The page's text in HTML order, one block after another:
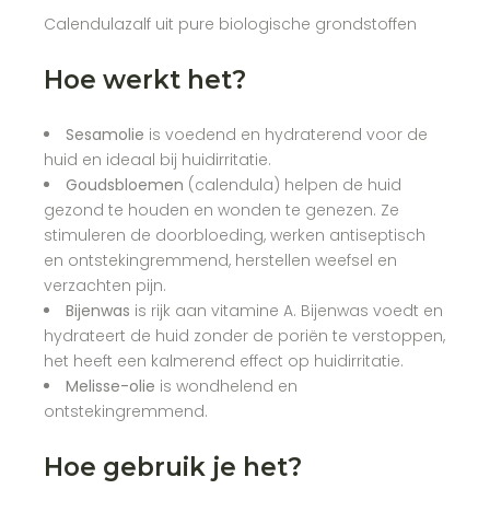
Calendulazalf uit pure biologische grondstoffen
Hoe werkt het?
Sesamolie is voedend en hydraterend voor de
huid en ideaal bij huidirritatie.
Goudsbloemen (calendula) helpen de huid
gezond te houden en wonden te genezen. Ze
stimuleren de doorbloeding, werken antiseptisch
en ontstekingremmend, herstellen weefsel en
verzachten pijn.
Bijenwas is rijk aan vitamine A. Bijenwas voedt en
hydrateert de huid zonder de poriën te verstoppen,
het heeft een kalmerend effect op huidirritatie.
Melisse-olie is wondhelend en
ontstekingremmend.
Hoe gebruik je het?